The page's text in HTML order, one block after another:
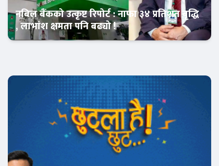
नबिल बैंकको उत्कृष्ट रिपोर्ट : नाफा ३४ प्रतिशत बृद्धि
, लाभांश क्षमता पनि बढ्यो !